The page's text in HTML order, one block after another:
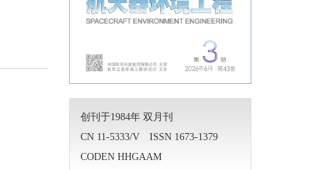
创刊于1984年 双月刊
CN 11-5333/V ISSN 1673-1379
CODEN HHGAAM